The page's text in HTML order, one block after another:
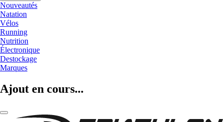
Nouveautés
Natation
Vélos
Running
Nutrition
Électronique
Destockage
Marques
Ajout en cours...